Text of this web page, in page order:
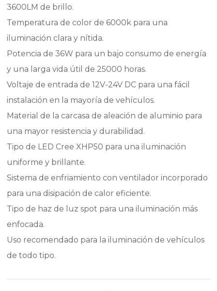
3600LM de brillo.
Temperatura de color de 6000k para una
iluminación clara y nítida.
Potencia de 36W para un bajo consumo de energía
y una larga vida útil de 25000 horas.
Voltaje de entrada de 12V-24V DC para una fácil
instalación en la mayoría de vehículos.
Material de la carcasa de aleación de aluminio para
una mayor resistencia y durabilidad.
Tipo de LED Cree XHP50 para una iluminación
uniforme y brillante.
Sistema de enfriamiento con ventilador incorporado
para una disipación de calor eficiente.
Tipo de haz de luz spot para una iluminación más
enfocada.
Uso recomendado para la iluminación de vehículos
de todo tipo.